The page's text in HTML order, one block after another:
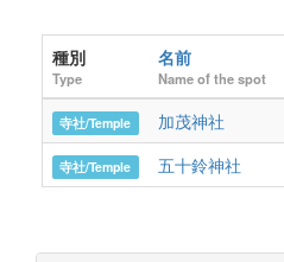
種別
Type
名前
Name of the spot
寺社/Temple 加茂神社
寺社/Temple 五十鈴神社